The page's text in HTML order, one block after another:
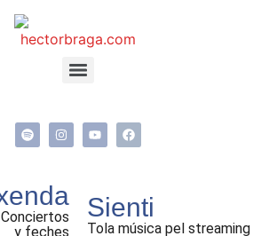
Conciertos
y feches
Sienti
Tola música pel streaming